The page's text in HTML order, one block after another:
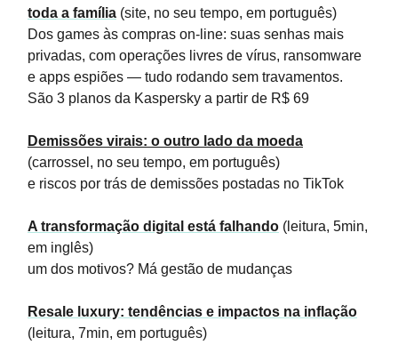
toda a família (site, no seu tempo, em português)
Dos games às compras on-line: suas senhas mais
privadas, com operações livres de vírus, ransomware
e apps espiões — tudo rodando sem travamentos.
São 3 planos da Kaspersky a partir de R$ 69
Demissões virais: o outro lado da moeda
(carrossel, no seu tempo, em português)
e riscos por trás de demissões postadas no TikTok
A transformação digital está falhando (leitura, 5min,
em inglês)
um dos motivos? Má gestão de mudanças
Resale luxury: tendências e impactos na inflação
(leitura, 7min, em português)